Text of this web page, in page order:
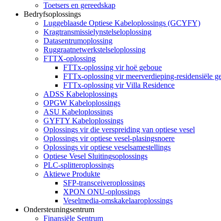
Toetsers en gereedskap
Bedryfsoplossings
Luggeblaasde Optiese Kabeloplossings (GCYFY)
Kragtransmissielynstelseloplossing
Datasentrumoplossing
Ruggraatnetwerkstelseloplossing
FTTX-oplossing
FTTx-oplossing vir hoë geboue
FTTx-oplossing vir meerverdieping-residensiële
FTTx-oplossing vir Villa Residence
ADSS Kabeloplossings
OPGW Kabeloplossings
ASU Kabeloplossings
GYFTY Kabeloplossings
Oplossings vir die verspreiding van optiese vesel
Oplossings vir optiese vesel-plasingsnoere
Oplossings vir optiese veselsamestellings
Optiese Vesel Sluitingsoplossings
PLC-splitteroplossings
Aktiewe Produkte
SFP-transceiveroplossings
XPON ONU-oplossings
Veselmedia-omskakelaaroplossings
Ondersteuningsentrum
Finansiële Sentrum